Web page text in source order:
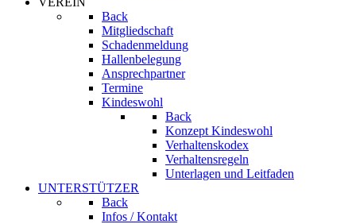
Back
Mitgliedschaft
Schadenmeldung
Hallenbelegung
Ansprechpartner
Termine
Kindeswohl
Back
Konzept Kindeswohl
Verhaltenskodex
Verhaltensregeln
Unterlagen und Leitfaden
UNTERSTÜTZER
Back
Infos / Kontakt